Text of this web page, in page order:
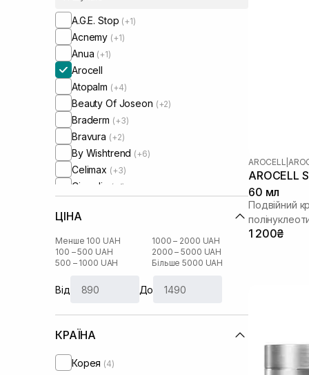
A.G.E. Stop (+1)
Acnemy (+1)
Anua (+1)
Arocell
Atopalm (+4)
Beauty Of Joseon (+2)
Braderm (+3)
Bravura (+2)
By Wishtrend (+6)
Celimax (+3)
Circadia (+1)
Cos De Baha
Cosmedix (+2)
Cu Skin(+11)
DCL (+3)
DMK(+2)
Dr. Althea
Dr. Ceuracle
Geek and Gorgeous
ЦІНА
Менше 100 UAH
100 – 500 UAH
500 – 1000 UAH
1000 – 2000 UAH
2000 – 5000 UAH
Більше 5000 UAH
Від До
КРАЇНА
Корея (4)
AROCELL
AROCELL
60 мл
Подвійний
1 200₴